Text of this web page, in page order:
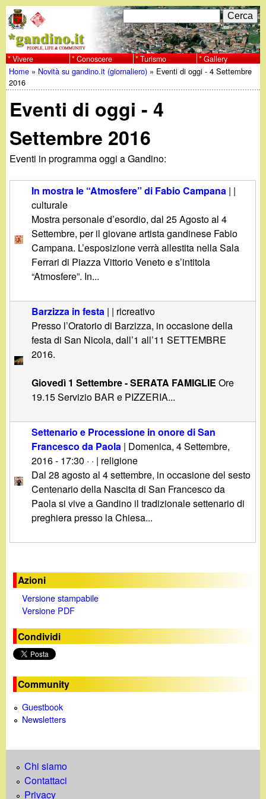
al
contenuto
principale
w
w
w
.
g
n
i
o
F
o
r
m
d
i
r
i
c
e
r
a
C
e
r
c
a
Vivere Conoscere Turismo Gallery
Tu
sei
qui
Home » Novità su gandino.it (giornaliero) » Eventi di oggi - 4 Settembre
2016
Eventi di oggi - 4
Settembre 2016
Eventi in programma oggi a Gandino:
In mostra le “Atmosfere” di Fabio Campana | |
culturale
Mostra personale d’esordio, dal 25 Agosto al 4
Settembre, per il giovane artista gandinese Fabio
Campana. L’esposizione verrà allestita nella Sala
Ferrari di Piazza Vittorio Veneto e s’intitola
“Atmosfere”. In...
Barzizza in festa | | ricreativo
Presso l’Oratorio di Barzizza, in occasione della
festa di San Nicola, dall’1 all’11 SETTEMBRE
2016.
Giovedì 1 Settembre - SERATA FAMIGLIEOre
19.15 Servizio BAR e PIZZERIA...
Settenario e Processione in onore di San
Francesco da Paola | Domenica, 4 Settembre,
2016 - 17:30 · · | religione
Dal 28 agosto al 4 settembre, in occasione del sesto
Centenario della Nascita di San Francesco da
Paola si vive a Gandino il tradizionale settenario di
preghiera presso la Chiesa...
Azioni
Versione stampabile
Versione PDF
Condividi
Community
Guestbook
Newsletters
Chi siamo
Contattaci
Privacy